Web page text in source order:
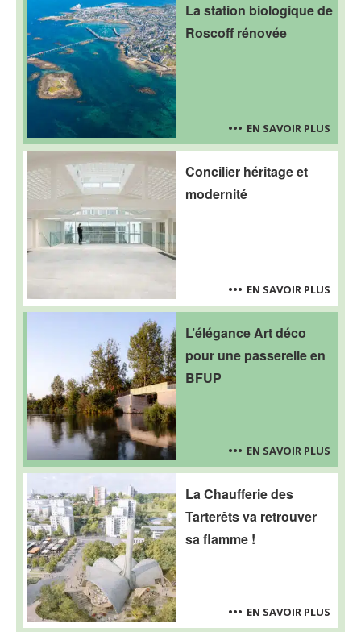
La station biologique de
Roscoff rénovée
EN SAVOIR PLUS
Concilier héritage et
modernité
EN SAVOIR PLUS
L’élégance Art déco
pour une passerelle en
BFUP
EN SAVOIR PLUS
La Chaufferie des
Tarterêts va retrouver
sa flamme !
EN SAVOIR PLUS